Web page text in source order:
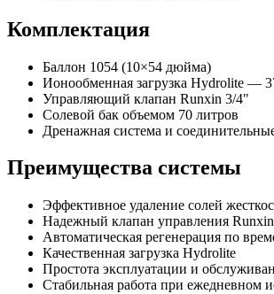
Комплектация
Баллон 1054 (10×54 дюйма)
Ионообменная загрузка Hydrolite —
Управляющий клапан Runxin 3/4"
Солевой бак объемом 70 литров
Дренажная система и
Преимущества системы
Эффективное удаление солей
Надежный клапан управления Runxin
Автоматическая регенерация по
Качественная загрузка Hydrolite
Простота эксплуатации и
Стабильная работа при ежедневном